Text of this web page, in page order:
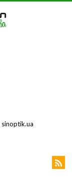
sinoptik.ua